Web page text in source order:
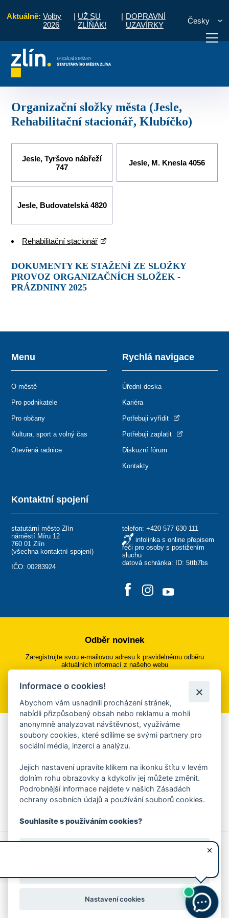
Aktuálně: Volby
2026
| UŽ SU
ZLÍŇÁK!
| DOPRAVNÍ
UZAVÍRKY
Česky
vyřídit Potřebuji zaplatit
Organizační složky města (Jesle,
Rehabilitační stacionář, Klubíčko)
Jesle, Tyršovo nábřeží
747
Jesle, M. Knesla 4056
Jesle, Budovatelská 4820
Rehabilitační stacionář
DOKUMENTY KE STAŽENÍ ZE SLOŽKY
PROVOZ ORGANIZAČNÍCH SLOŽEK -
PRÁZDNINY 2025
Kontaktní spojení
statutární město Zlín
náměstí Míru 12
760 01 Zlín
(všechna kontaktní spojení)
IČO: 00283924
telefon: +420 577 630 111
infolinka s online přepisem
řeči pro osoby s postižením
sluchu
datová schránka: ID: 5ttb7bs
Menu
O městě
Pro podnikatele
Pro občany
Kultura, sport a volný čas
Otevřená radnice
Rychlá navigace
Úřední deska
Kariéra
Potřebuji vyřídit
Potřebuji zaplatit
Diskuzní fórum
Kontakty
Odběr novinek
Zaregistrujte svou e-mailovou adresu k pravidelnému odběru
aktuálních informací z našeho webu
Přihlásit se k odběru
Aplikace Mobilní rozhlas
Chcete dostávat do svého mobilu či mailu upozornění na
ankety, pozvánky na kulturní a sportovní akce?
Více informací o aplikaci
© 2026 Magistrát města Zlína
Prohlášení o používání cookies
Informace o cookies!
Abychom vám usnadnili procházení stránek,
nabídli přizpůsobený obsah nebo reklamu a mohli
anonymně analyzovat návštěvnost, využíváme
soubory cookies, které sdílíme se svými partnery pro
sociální média, inzerci a analýzu.
Jejich nastavení upravíte klikem na ikonku štítu v levém
dolním rohu obrazovky a kdykoliv jej můžete změnit.
Podrobnější informace najdete v našich Zásadách
ochrany osobních údajů a používání souborů cookies.
Souhlasíte s používáním cookies?
Nastavení cookies